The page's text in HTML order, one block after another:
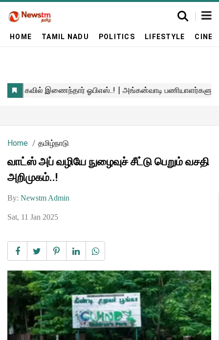
HOME TAMIL NADU POLITICS LIFESTYLE
Home தமிழ்நாடு
வாட்ஸ் அப் வழியே நுழைவுச் சீட்டு பெறும் வசதி
அறிமுகம்..!
By: Newstm Admin
Sat, 11 Jan 2025